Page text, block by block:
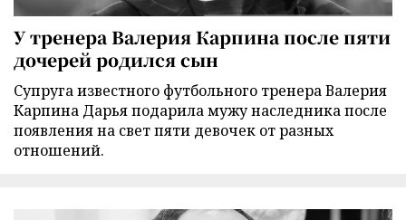
У тренера Валерия Карпина после пяти
дочерей родился сын
Супруга известного футбольного тренера Валерия
Карпина Дарья подарила мужу наследника после
появления на свет пяти девочек от разных
отношений.